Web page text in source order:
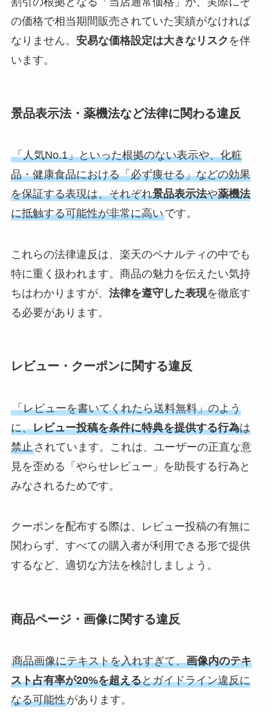
の価格で相当期間販売されていた実績がなければ
なりません。 安易な価格設定は大きなリスク を伴
います。
景品表示法・薬機法など法律に関わる違反
「人気No.1」といった根拠のない表示や、化粧
品・健康食品における「必ず痩せる」などの効果
を保証する表現は、それぞれ景品表示法や薬機法
に抵触する可能性が非常に高いです。
これらの法律違反は、楽天のペナルティの中でも
特に重く扱われます。商品の魅力を伝えたい気持
ちはわかりますが、 法律を遵守した表現を徹底す
る必要があります。
レビュー・クーポンに関する違反
「レビューを書いてくれたら送料無料」のよう
に、レビュー投稿を条件に特典を提供する行為は
禁止されています。これは、ユーザーの正直な意
見を歪める「やらせレビュー」を助長する行為と
みなされるためです。
クーポンを配布する際は、レビュー投稿の有無に
関わらず、すべての購入者が利用できる形で提供
するなど、適切な方法を検討しましょう。
商品ページ・画像に関する違反
商品画像にテキストを入れすぎて、画像内のテキ
スト占有率が20%を超えるとガイドライン違反に
なる可能性があります。